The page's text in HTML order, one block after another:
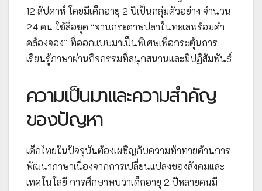
12 สัปดาห์ โดยมีเด็กอายุ 2 ปีเป็นกลุ่มตัวอย่าง จำนวน
24 คน ใช้สื่อชุด “จานกระดาษปลาในทะเลพร้อมคำ
คล้องจอง” ที่ออกแบบมาเป็นพิเศษเพื่อกระตุ้นการ
เรียนรู้ภาษาผ่านกิจกรรมที่สนุกสนานและมีปฏิสัมพันธ์
ความเป็นมาและความสำคัญ
ของปัญหา
เด็กไทยในปัจจุบันต้องเผชิญกับความท้าทายด้านการ
พัฒนาภาษาเนื่องจากการเปลี่ยนแปลงของสังคมและ
เทคโนโลยี การศึกษาพบว่าเด็กอายุ 2 ปีหลายคนมี